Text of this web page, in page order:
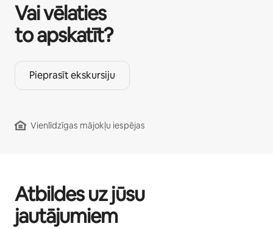
Vai vēlaties
to apskatīt?
Pieprasīt ekskursiju
Vienlīdzīgas mājokļu iespējas
Atbildes uz jūsu
jautājumiem